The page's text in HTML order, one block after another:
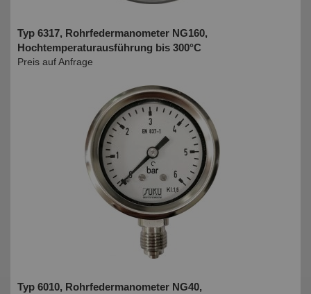
Typ 6317, Rohrfedermanometer NG160,
Hochtemperaturausführung bis 300°C
Preis auf Anfrage
Typ 6010, Rohrfedermanometer NG40,